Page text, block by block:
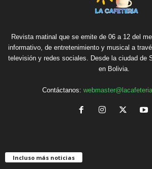
Revista matinal que se emite de 06 a 12 del
informativo, de entretenimiento y musical a
televisión y redes sociales. Desde la ciudad de
en Bolivia.
Contáctanos:
Incluso más noticias